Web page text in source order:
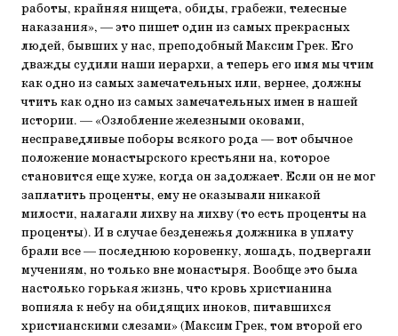
работы, крайняя нищета, обиды, грабежи, телесные
наказания», — это пишет один из самых прекрасных
людей, бывших у нас, преподобный Максим Грек. Его
дважды судили наши иерархи, а теперь его имя мы чтим
как одно из самых замечательных или, вернее, должны
чтить как одно из самых замечательных имен в нашей
истории. — «Озлобление железными оковами,
несправедливые поборы всякого рода — вот обычное
положение монастырского крестьяни на, которое
становится еще хуже, когда он задолжает. Если он не мог
заплатить проценты, ему не оказывали никакой
милости, налагали лихву на лихву (то есть проценты на
проценты). И в случае безденежья должника в уплату
брали все — последнюю коровенку, лошадь, подвергали
мучениям, но только вне монастыря. Вообще это была
настолько горькая жизнь, что кровь христианина
вопияла к небу на обидящих иноков, питавшихся
христианскими слезами» (Максим Грек, том второй его